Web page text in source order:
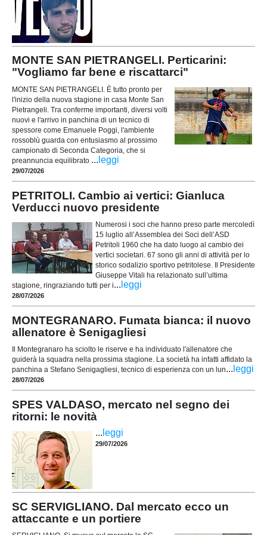
MONTE SAN PIETRANGELI. Perticarini:
"Vogliamo far bene e riscattarci"
MONTE SAN PIETRANGELI. È tutto pronto per
l'inizio della nuova stagione in casa Monte San
Pietrangeli. Tra conferme importanti, diversi volti
nuovi e l'arrivo in panchina di un tecnico di
spessore come Emanuele Poggi, l'ambiente
rossoblù guarda con entusiasmo al prossimo
campionato di Seconda Categoria, che si
preannuncia equilibrato ... leggi
29/07/2026
PETRITOLI. Cambio ai vertici: Gianluca
Verducci nuovo presidente
Numerosi i soci che hanno preso parte mercoledì
15 luglio all’Assemblea dei Soci dell’ASD
Petritoli 1960 che ha dato luogo al cambio dei
vertici societari. 67 sono gli anni di attività per lo
storico sodalizio sportivo petritolese. Il Presidente
Giuseppe Vitali ha relazionato sull’ultima
stagione, ringraziando tutti per i... leggi
28/07/2026
MONTEGRANARO. Fumata bianca: il nuovo
allenatore è Senigagliesi
Il Montegranaro ha sciolto le riserve e ha individuato l'allenatore che
guiderà la squadra nella prossima stagione. La società ha infatti affidato la
panchina a Stefano Senigagliesi, tecnico di esperienza con un lun... leggi
28/07/2026
SPES VALDASO, mercato nel segno dei
ritorni: le novità
... leggi
29/07/2026
SC SERVIGLIANO. Dal mercato ecco un
attaccante e un portiere